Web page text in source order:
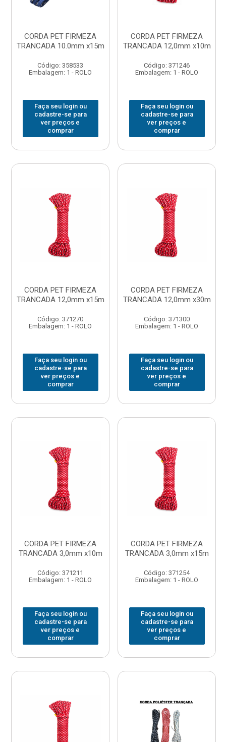
CORDA PET FIRMEZA
TRANCADA 10.0mm x15m
Código: 358533
Embalagem: 1 - ROLO
Faça seu login ou
cadastre-se para
ver preços e
comprar
CORDA PET FIRMEZA
TRANCADA 12,0mm x10m
Código: 371246
Embalagem: 1 - ROLO
Faça seu login ou
cadastre-se para
ver preços e
comprar
CORDA PET FIRMEZA
TRANCADA 12,0mm x15m
Código: 371270
Embalagem: 1 - ROLO
Faça seu login ou
cadastre-se para
ver preços e
comprar
CORDA PET FIRMEZA
TRANCADA 12,0mm x30m
Código: 371300
Embalagem: 1 - ROLO
Faça seu login ou
cadastre-se para
ver preços e
comprar
CORDA PET FIRMEZA
TRANCADA 3,0mm x10m
Código: 371211
Embalagem: 1 - ROLO
Faça seu login ou
cadastre-se para
ver preços e
comprar
CORDA PET FIRMEZA
TRANCADA 3,0mm x15m
Código: 371254
Embalagem: 1 - ROLO
Faça seu login ou
cadastre-se para
ver preços e
comprar